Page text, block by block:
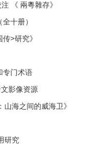
《 兩粵雜存》
十册）
>研究》
专门术语
影像资源
海之间的威海卫》
研究